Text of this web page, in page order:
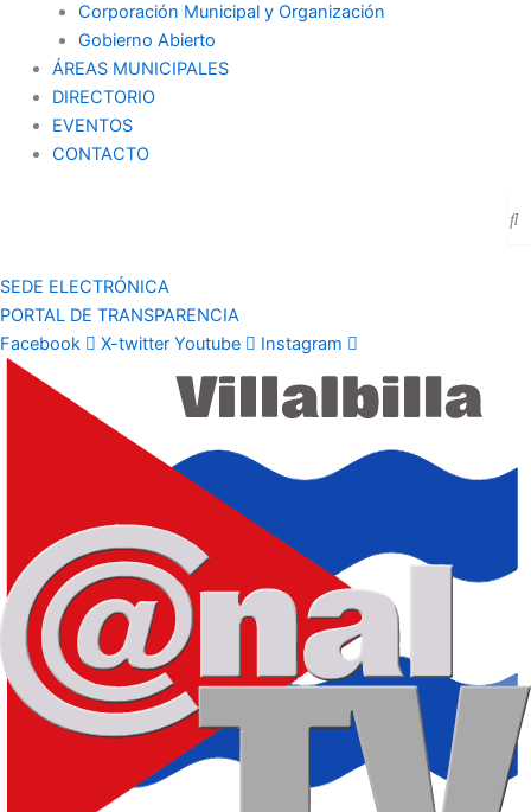
Corporación Municipal y Organización
Gobierno Abierto
ÁREAS MUNICIPALES
DIRECTORIO
EVENTOS
CONTACTO
SEDE ELECTRÓNICA
PORTAL DE TRANSPARENCIA
Facebook
X-twitter Youtube Instagram